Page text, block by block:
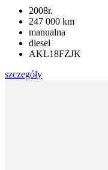
2008r.
247 000 km
manualna
diesel
AKL18FZJK
szczegóły